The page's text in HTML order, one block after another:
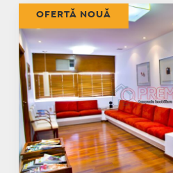
OFERTĂ NOUĂ